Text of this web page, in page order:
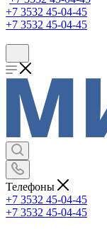
+7 3532 45-04-45
+7 3532 45-04-45
Телефоны
+7 3532 45-04-45
+7 3532 45-04-45